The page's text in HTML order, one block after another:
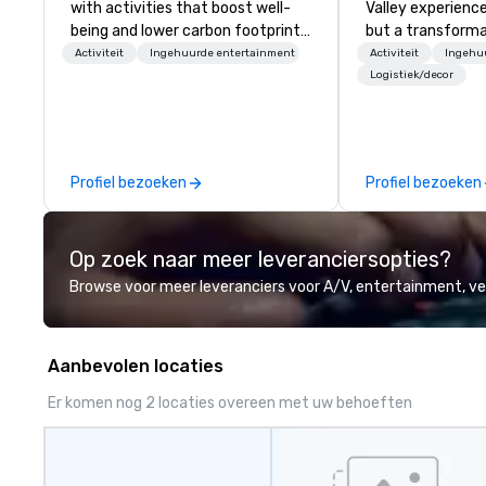
with activities that boost well-
being and lower carbon footprints.
Explore the world on the run with
Activiteit Ingehuurde entertainment
Profiel bezoeken
Valley
but a
and facilitate
innovation tours,
delegations,
corporate
group wants to
Valley founder,
mindsets driving
fastest-growing
walk away with
memorable,
for groups of
customizable by
Activiteit
Logistiek/decor
Profiel bezoeken
Op zoek naar meer leveranciersopties?
Browse voor meer leveranciers voor A/V, entertainment,
Aanbevolen locaties
Er komen nog 2 locaties overeen met uw behoeften